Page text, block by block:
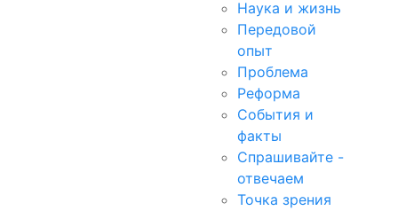
Наука и жизнь
Передовой
опыт
Проблема
Реформа
События и
факты
Спрашивайте -
отвечаем
Точка зрения